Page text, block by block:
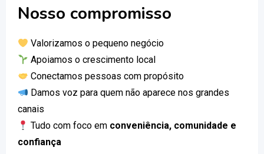
Nosso compromisso
Valorizamos o pequeno negócio
Apoiamos o crescimento local
Conectamos pessoas com propósito
Damos voz para quem não aparece nos grandes
canais
Tudo com foco em conveniência, comunidade e
confiança